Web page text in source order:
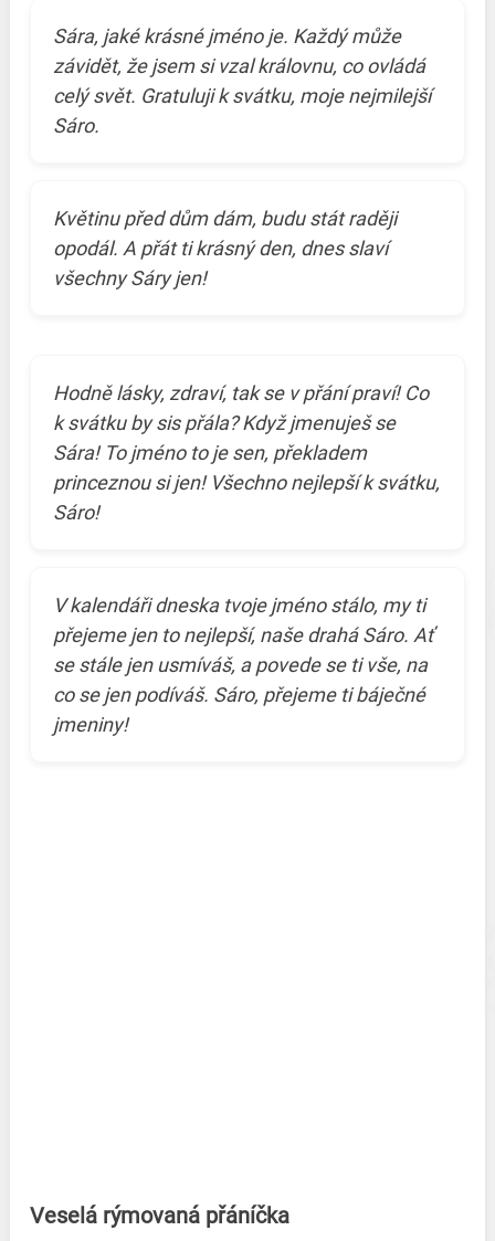
Sára, jaké krásné jméno je. Každý může
závidět, že jsem si vzal královnu, co ovládá
celý svět. Gratuluji k svátku, moje nejmilejší
Sáro.
Květinu před dům dám, budu stát raději
opodál. A přát ti krásný den, dnes slaví
všechny Sáry jen!
Hodně lásky, zdraví, tak se v přání praví! Co
k svátku by sis přála? Když jmenuješ se
Sára! To jméno to je sen, překladem
princeznou si jen! Všechno nejlepší k svátku,
Sáro!
V kalendáři dneska tvoje jméno stálo, my ti
přejeme jen to nejlepší, naše drahá Sáro. Ať
se stále jen usmíváš, a povede se ti vše, na
co se jen podíváš. Sáro, přejeme ti báječné
jmeniny!
Veselá rýmovaná přáníčka